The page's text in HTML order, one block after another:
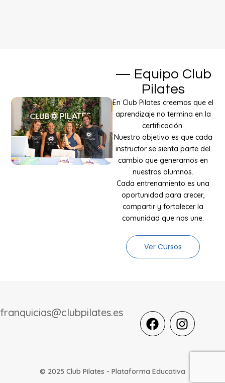
— Equipo Club
Pilates
En Club Pilates creemos que el
aprendizaje no termina en la
certificación.
Nuestro objetivo es que cada
instructor se sienta parte del
cambio que generamos en
nuestros alumnos.
Cada entrenamiento es una
oportunidad para crecer,
compartir y fortalecer la
comunidad que nos une.
Ver Cursos
franquicias@clubpilates.es
F
a
b
I
n
a
g
© 2025 Club Pilates - Plataforma Educativa